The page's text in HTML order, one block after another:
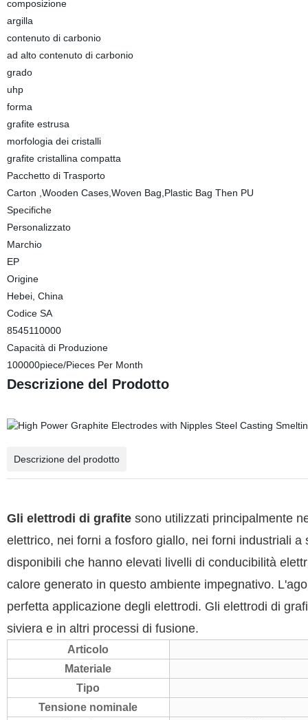
composizione
argilla
contenuto di carbonio
ad alto contenuto di carbonio
grado
uhp
forma
grafite estrusa
morfologia dei cristalli
grafite cristallina compatta
Pacchetto di Trasporto
Carton ,Wooden Cases,Woven Bag,Plastic Bag Then PU
Specifiche
Personalizzato
Marchio
EP
Origine
Hebei, China
Codice SA
8545110000
Capacità di Produzione
100000piece/Pieces Per Month
Descrizione del Prodotto
Descrizione del prodotto
Gli elettrodi di grafitesono utilizzati principalmente
elettrico, nei forni a fosforo giallo, nei forni industriali
disponibili che hanno elevati livelli di conducibilità
calore generato in questo ambiente impegnativo.
perfetta applicazione degli elettrodi. Gli elettrodi di
siviera e in altri processi di fusione.
Articolo
Materiale
Tipo
Tensione nominale